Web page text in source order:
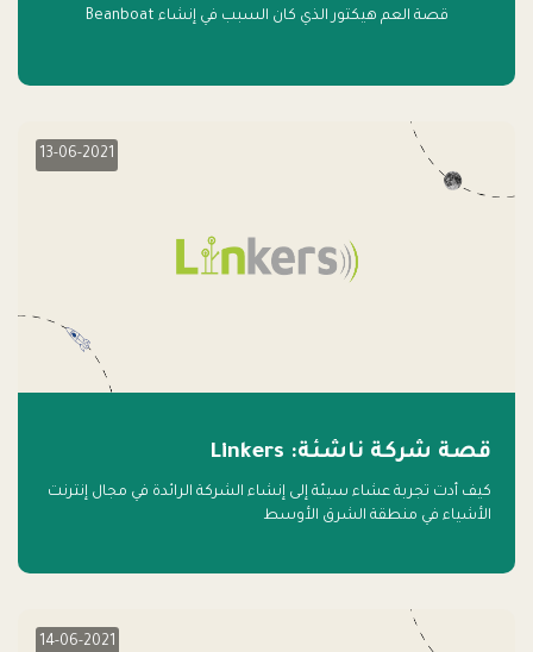
قصة العم هيكتور الذي كان السبب في إنشاء Beanboat
13-06-2021
قصة شركة ناشئة: Linkers
كيف أدت تجربة عشاء سيئة إلى إنشاء الشركة الرائدة في مجال إنترنت
الأشياء في منطقة الشرق الأوسط
14-06-2021